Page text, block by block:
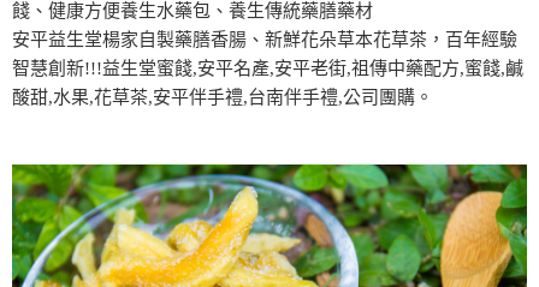
餞、健康方便養生水藥包、養生傳統藥膳藥材
安平益生堂楊家自製藥膳香腸、新鮮花朵草本花草茶，百年經驗
智慧創新!!!益生堂蜜餞,安平名產,安平老街,祖傳中藥配方,蜜餞,鹹
酸甜,水果,花草茶,安平伴手禮,台南伴手禮,公司團購。